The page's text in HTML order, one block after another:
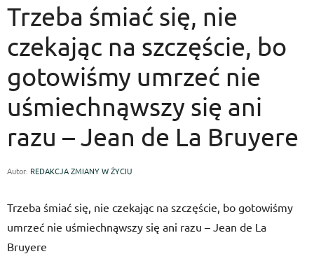
Trzeba śmiać się, nie
czekając na szczęście, bo
gotowiśmy umrzeć nie
uśmiechnąwszy się ani
razu – Jean de La Bruyere
Autor: REDAKCJA ZMIANY W ŻYCIU
Trzeba śmiać się, nie czekając na szczęście, bo gotowiśmy
umrzeć nie uśmiechnąwszy się ani razu – Jean de La
Bruyere